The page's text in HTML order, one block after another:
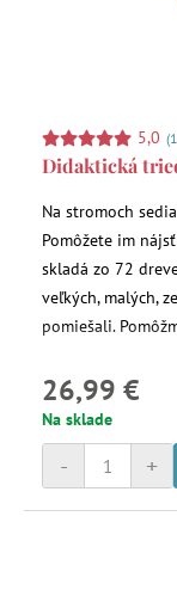
5,0
Didaktická
Na stromoch
Pomôžete im
skladá zo 72
veľkých, malých,
pomiešali.
26,99 €
Na sklade
+
-